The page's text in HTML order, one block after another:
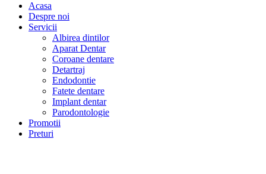
Acasa
Despre noi
Servicii
Albirea dintilor
Aparat Dentar
Coroane dentare
Detartraj
Endodontie
Fatete dentare
Implant dentar​
Parodontologie
Promotii
Preturi